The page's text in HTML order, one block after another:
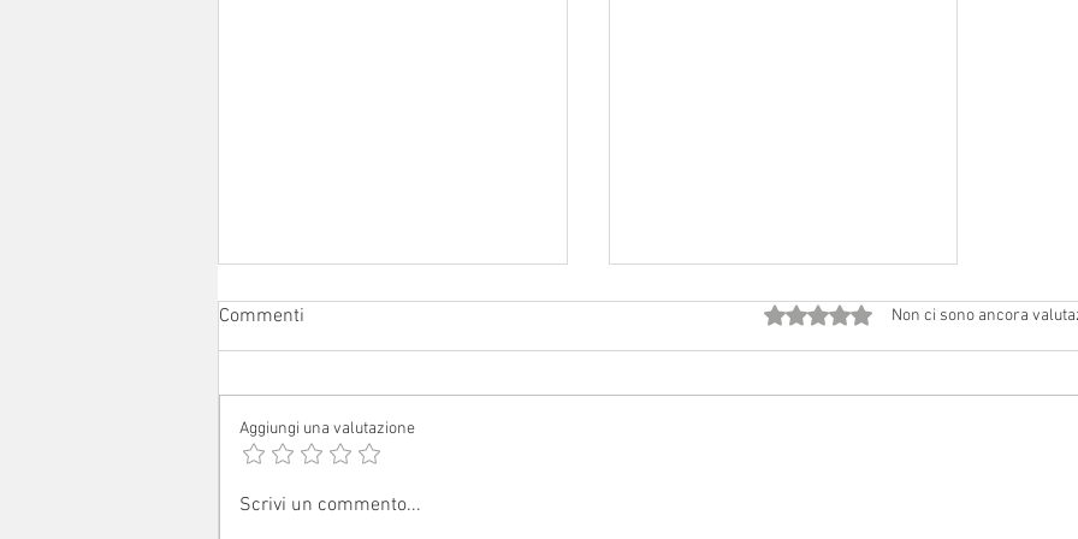
Avvisi dal 1° al 16 agosto 2026
Commenti Valutazione 0 stelle su 5.
Non ci sono ancora
Aggiungi una valutazione
Scrivi un commento...